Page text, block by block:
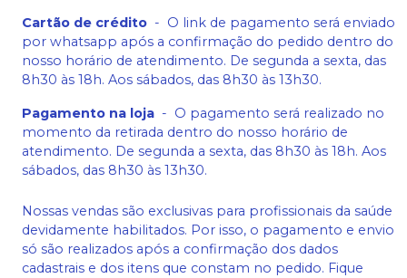
Cartão de crédito - O link de pagamento será enviado
por whatsapp após a confirmação do pedido dentro do
nosso horário de atendimento. De segunda a sexta, das
8h30 às 18h. Aos sábados, das 8h30 às 13h30.
Pagamento na loja - O pagamento será realizado no
momento da retirada dentro do nosso horário de
atendimento. De segunda a sexta, das 8h30 às 18h. Aos
sábados, das 8h30 às 13h30.
Nossas vendas são exclusivas para profissionais da saúde
devidamente habilitados. Por isso, o pagamento e envio
só são realizados após a confirmação dos dados
cadastrais e dos itens que constam no pedido. Fique